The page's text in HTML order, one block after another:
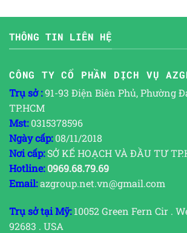
THÔNG TIN LIÊN HỆ
CÔNG TY CỔ PHẦN DỊCH VỤ
Trụ sở :91-93 Điện Biên Phủ, Phường
TP.HCM
Mst:0315378596
Ngày cấp:08/11/2018
Nơi cấp:SỞ KẾ HOẠCH VÀ ĐẦU TƯ
Hotline: 0969.68.79.69
Email:azgroup.net.vn@gmail.com
Trụ sở tại Mỹ:10052 Green Fern Cir .
92683 . USA